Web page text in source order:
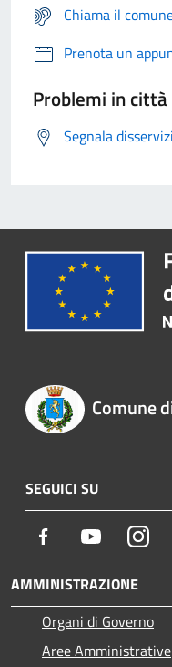
Chiama il
Prenota un
Problemi in città
Segnala
Comune
SEGUICI SU
Facebook Youtube
AMMINISTRAZIONE
Organi di Governo
Aree Amministrative